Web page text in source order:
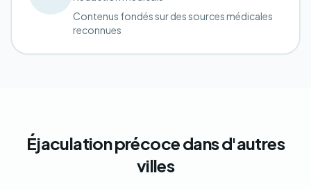
Contenus fondés sur des sources médicales
reconnues
Éjaculation précoce dans d'autres
villes